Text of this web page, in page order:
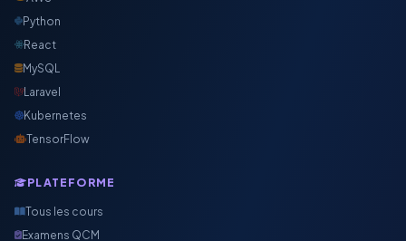
Python
React
MySQL
Laravel
Kubernetes
TensorFlow
PLATEFORME
Tous les cours
Examens QCM